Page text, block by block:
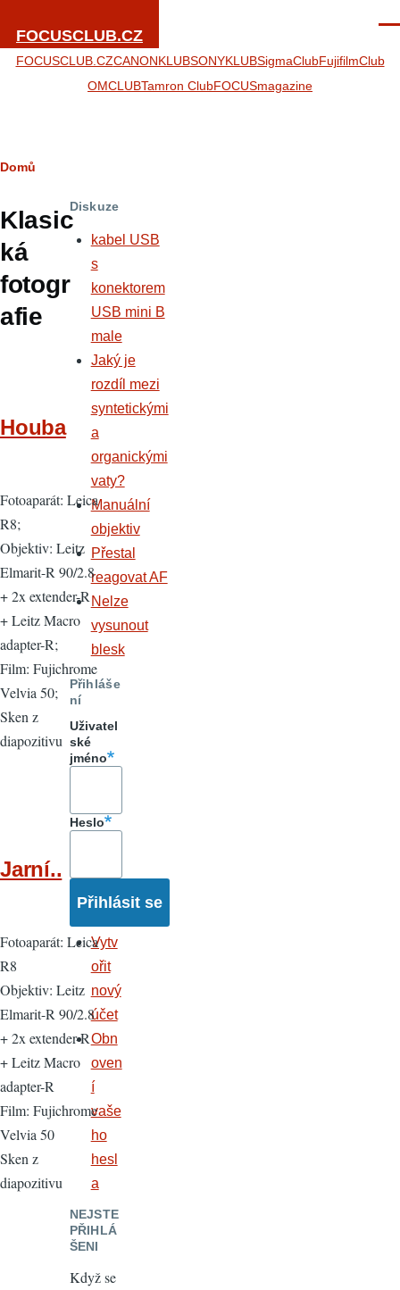
FOCUSCLUB.CZ
FOCUSCLUB.CZCANONKLUBSONYKLUBSigmaClubFujifilmClub
OMCLUBTamron ClubFOCUSmagazine
Drobečková
navigace
Domů
Klasic
ká
fotogr
afie
Houba
Fotoaparát: Leica
R8;
Objektiv: Leitz
Elmarit-R 90/2.8
+ 2x extender-R
+ Leitz Macro
adapter-R;
Film: Fujichrome
Velvia 50;
Sken z
diapozitivu
Jarní..
Fotoaparát: Leica
R8
Objektiv: Leitz
Elmarit-R 90/2.8
+ 2x extender-R
+ Leitz Macro
adapter-R
Film: Fujichrome
Velvia 50
Sken z
diapozitivu
Diskuze
kabel USB
s
konektorem
USB mini B
male
Jaký je
rozdíl mezi
syntetickými
a
organickými
vaty?
Manuální
objektiv
Přestal
reagovat AF
Nelze
vysunout
blesk
Přihláše
ní
Uživatel
ské
jméno
Heslo
Vytv
ořit
nový
účet
Obn
oven
í
vaše
ho
hesl
a
NEJSTE
PŘIHLÁ
ŠENI
Když se